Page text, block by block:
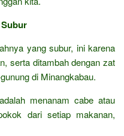
yang subur, ini karena
serta ditambah dengan zat
di Minangkabau.
menanam cabe atau
dari setiap makanan,